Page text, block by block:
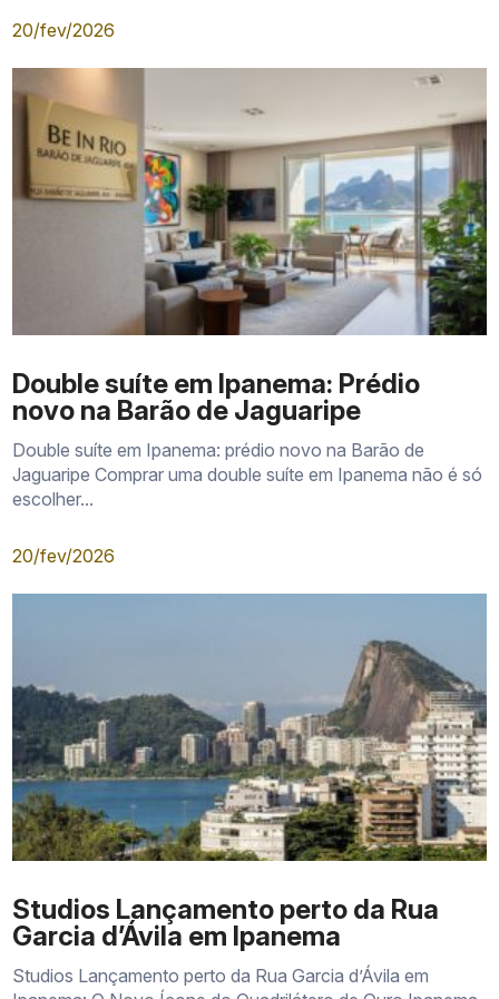
20/fev/2026
Double suíte em Ipanema: Prédio
novo na Barão de Jaguaripe
Double suíte em Ipanema: prédio novo na Barão de
Jaguaripe Comprar uma double suíte em Ipanema não é só
escolher...
20/fev/2026
Studios Lançamento perto da Rua
Garcia d’Ávila em Ipanema
Studios Lançamento perto da Rua Garcia d’Ávila em